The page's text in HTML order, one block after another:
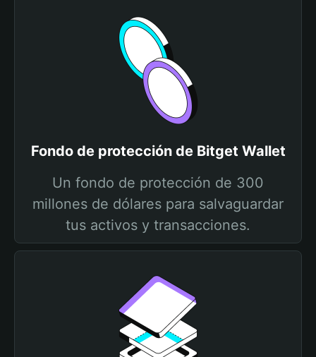
Fondo de protección de Bitget Wallet
Un fondo de protección de 300
millones de dólares para salvaguardar
tus activos y transacciones.